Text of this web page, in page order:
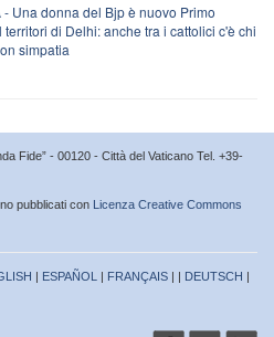
- Una donna del Bjp è nuovo Primo
territori di Delhi: anche tra i cattolici c'è chi
simpatia
Fide” - 00120 - Città del Vaticano Tel. +39-
pubblicati con Licenza Creative Commons
| ESPAÑOL | FRANÇAIS | | DEUTSCH |